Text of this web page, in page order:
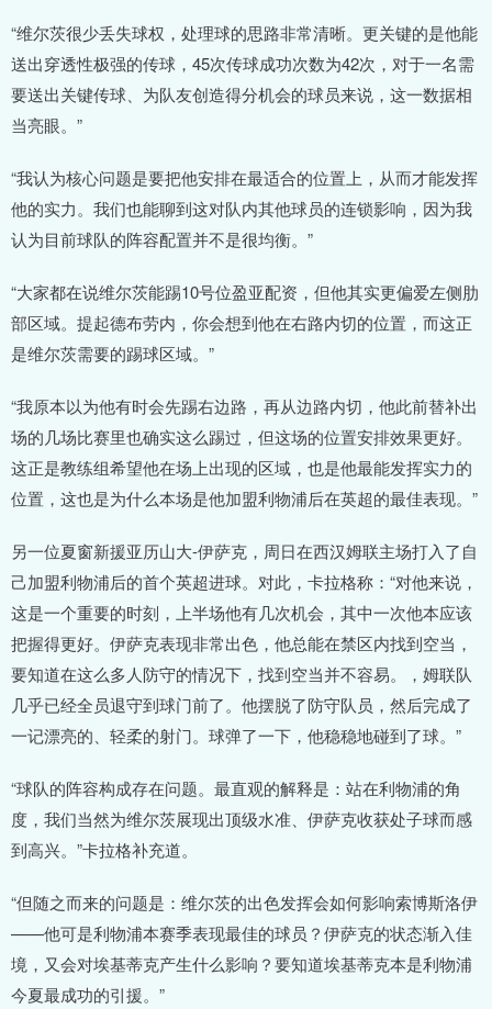
“维尔茨很少丢失球权，处理球的思路非常清晰。更关键的是他能
送出穿透性极强的传球，45次传球成功次数为42次，对于一名需
要送出关键传球、为队友创造得分机会的球员来说，这一数据相
当亮眼。”
“我认为核心问题是要把他安排在最适合的位置上，从而才能发挥
他的实力。我们也能聊到这对队内其他球员的连锁影响，因为我
认为目前球队的阵容配置并不是很均衡。”
“大家都在说维尔茨能踢10号位盈亚配资，但他其实更偏爱左侧肋
部区域。提起德布劳内，你会想到他在右路内切的位置，而这正
是维尔茨需要的踢球区域。”
“我原本以为他有时会先踢右边路，再从边路内切，他此前替补出
场的几场比赛里也确实这么踢过，但这场的位置安排效果更好。
这正是教练组希望他在场上出现的区域，也是他最能发挥实力的
位置，这也是为什么本场是他加盟利物浦后在英超的最佳表现。”
另一位夏窗新援亚历山大-伊萨克，周日在西汉姆联主场打入了自
己加盟利物浦后的首个英超进球。对此，卡拉格称：“对他来说，
这是一个重要的时刻，上半场他有几次机会，其中一次他本应该
把握得更好。伊萨克表现非常出色，他总能在禁区内找到空当，
要知道在这么多人防守的情况下，找到空当并不容易。，姆联队
几乎已经全员退守到球门前了。他摆脱了防守队员，然后完成了
一记漂亮的、轻柔的射门。球弹了一下，他稳稳地碰到了球。”
“球队的阵容构成存在问题。最直观的解释是：站在利物浦的角
度，我们当然为维尔茨展现出顶级水准、伊萨克收获处子球而感
到高兴。”卡拉格补充道。
“但随之而来的问题是：维尔茨的出色发挥会如何影响索博斯洛伊
——他可是利物浦本赛季表现最佳的球员？伊萨克的状态渐入佳
境，又会对埃基蒂克产生什么影响？要知道埃基蒂克本是利物浦
今夏最成功的引援。”